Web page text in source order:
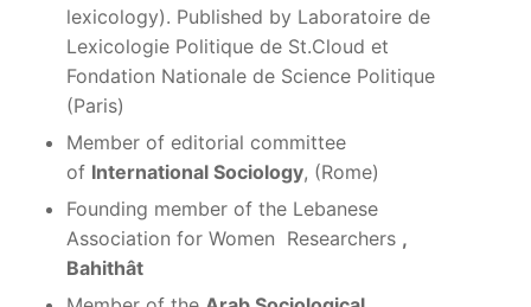
lexicology). Published by Laboratoire de
Lexicologie Politique de St.Cloud et
Fondation Nationale de Science Politique
(Paris)
Member of editorial committee
of International Sociology, (Rome)
Founding member of the Lebanese
Association for Women Researchers ,
Bahithât